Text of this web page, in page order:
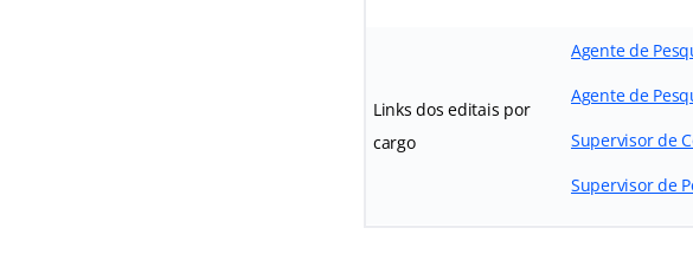
Links dos editais por
cargo
Agente de
Agente de
Supervisor de
Supervisor de